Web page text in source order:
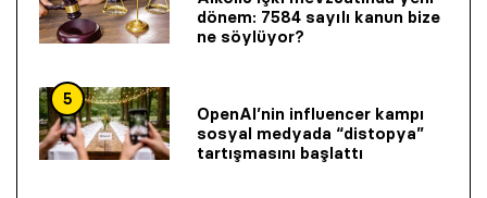
dönem: 7584 sayılı kanun bize
ne söylüyor?
5
OpenAI’nin influencer kampı
sosyal medyada “distopya”
tartışmasını başlattı